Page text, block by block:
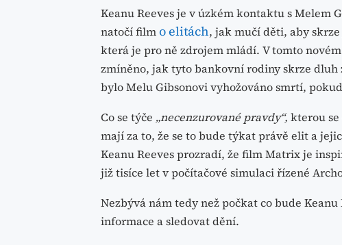
Keanu Reeves je v úzkém kontaktu s Melem
natočí filmo elitách, jak mučí děti, aby
která je pro ně zdrojem mládí. V tomto
zmíněno, jak tyto bankovní rodiny skrze
bylo Melu Gibsonovi vyhožováno smrtí,
Co se týče „necenzurované pravdy“, kterou
mají za to, že se to bude týkat právě elit a
Keanu Reeves prozradí, že film Matrix je
již tisíce let v počítačové simulaci řízené
Nezbývá nám tedy než počkat co bude
informace a sledovat dění.